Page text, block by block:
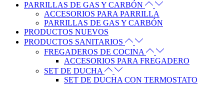
PARRILLAS DE GAS Y CARBÓN
ACCESORIOS PARA PARRILLA
PARRILLAS DE GAS Y CARBÓN
PRODUCTOS NUEVOS
PRODUCTOS SANITARIOS
FREGADEROS DE COCINA
ACCESORIOS PARA FREGADERO
SET DE DUCHA
SET DE DUCHA CON TERMOSTATO